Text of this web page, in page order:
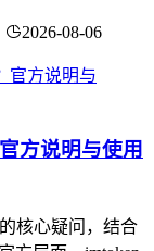
2026-08-06
方说明与使用
核心疑问，结合